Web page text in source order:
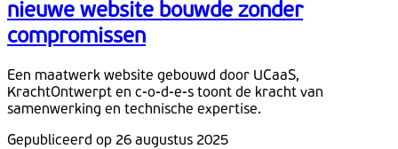
nieuwe website bouwde zonder
compromissen
Een maatwerk website gebouwd door UCaaS,
KrachtOntwerpt en c-o-d-e-s toont de kracht van
samenwerking en technische expertise.
Gepubliceerd op 26 augustus 2025